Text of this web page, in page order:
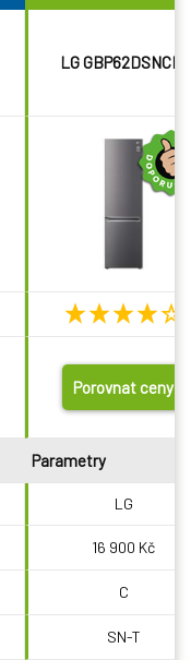
LG GBP62DSNCN1
Porovnat ceny
Parametry
LG
16 900 Kč
C
SN-T